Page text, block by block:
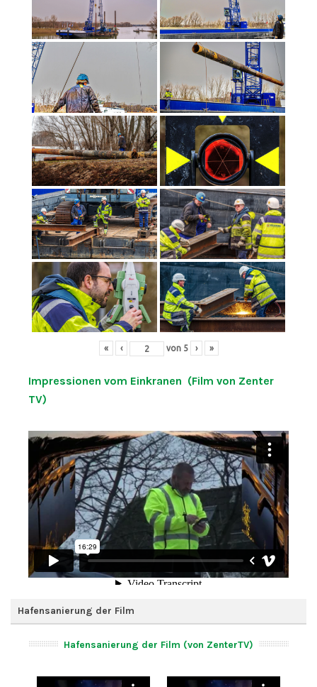
« ‹ von 5 › »
Impressionen vom Einkranen (Film von Zenter
TV)
Hafensanierung der Film
Hafensanierung der Film (von ZenterTV)